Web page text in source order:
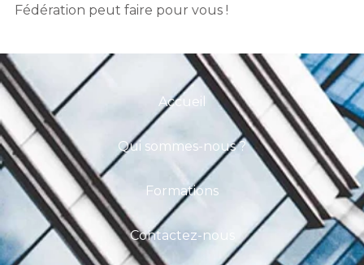
Fédération peut faire pour vous !
Accueil
Qui sommes-nous ?
Formations
Contactez-nous